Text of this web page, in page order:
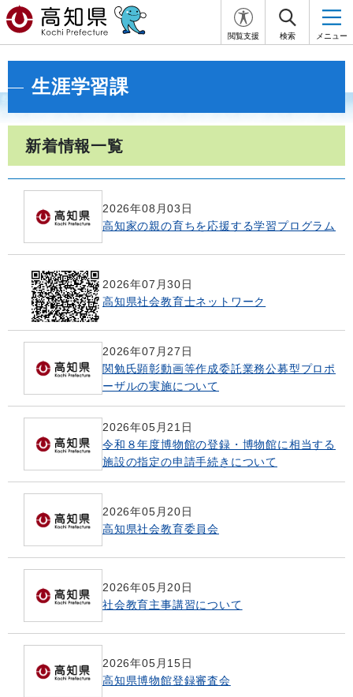
閲覧支援 検索 メニュー
生涯学習課
新着情報一覧
2026年08月03日
高知家の親の育ちを応援する学習プログラム
2026年07月30日
高知県社会教育士ネットワーク
2026年07月27日
関勉氏顕彰動画等作成委託業務公募型プロポ
ーザルの実施について
2026年05月21日
令和８年度博物館の登録・博物館に相当する
施設の指定の申請手続きについて
2026年05月20日
高知県社会教育委員会
2026年05月20日
社会教育主事講習について
2026年05月15日
高知県博物館登録審査会